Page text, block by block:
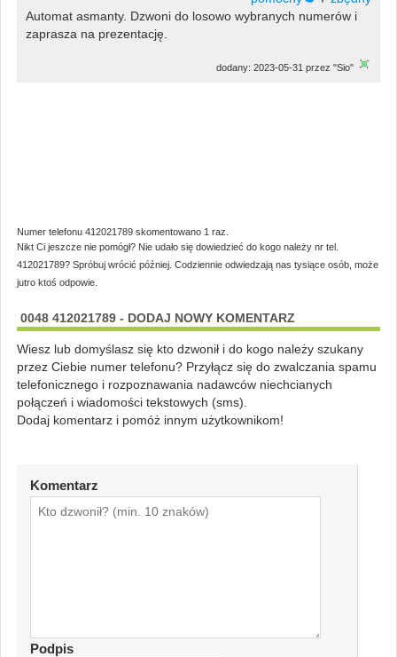
Automat asmanty. Dzwoni do losowo wybranych numerów i
zaprasza na prezentację.
dodany: 2023-05-31 przez "Sio"
Numer telefonu 412021789 skomentowano 1 raz.
Nikt Ci jeszcze nie pomógł? Nie udało się dowiedzieć do kogo należy nr tel.
412021789? Spróbuj wrócić później. Codziennie odwiedzają nas tysiące osób, może
jutro ktoś odpowie.
0048 412021789 - DODAJ NOWY KOMENTARZ
Wiesz lub domyślasz się kto dzwonił i do kogo należy szukany
przez Ciebie numer telefonu? Przyłącz się do zwalczania spamu
telefonicznego i rozpoznawania nadawców niechcianych
połączeń i wiadomości tekstowych (sms).
Dodaj komentarz i pomóż innym użytkownikom!
Komentarz
Podpis